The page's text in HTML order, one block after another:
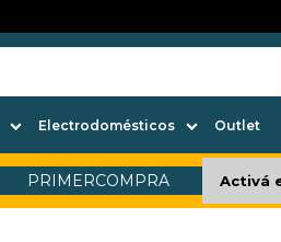
Electrodomésticos Outlet
PRIMERCOMPRA Activá